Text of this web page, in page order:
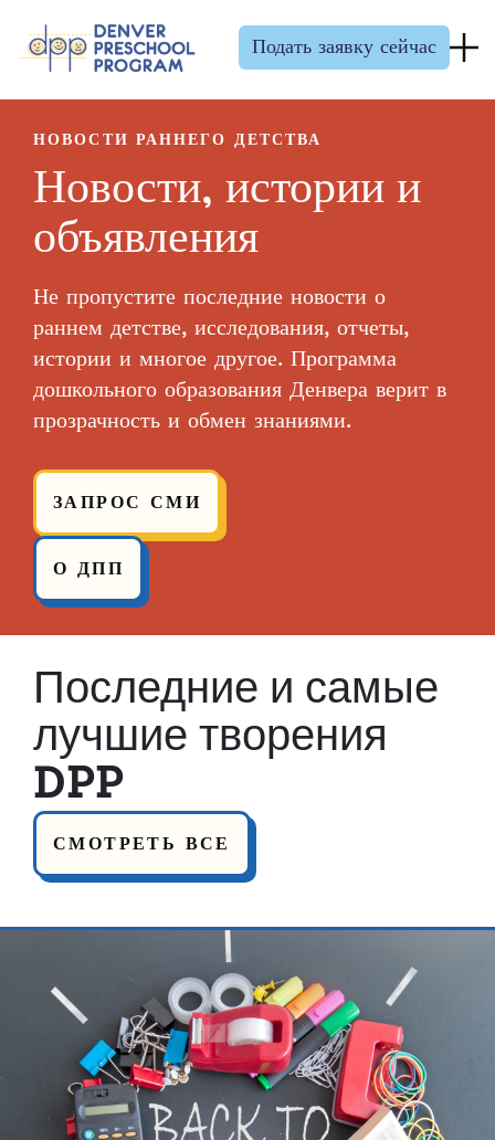
Подать заявку сейчас
НОВОСТИ РАННЕГО ДЕТСТВА
Новости, истории и
объявления
Не пропустите последние новости о
раннем детстве, исследования, отчеты,
истории и многое другое. Программа
дошкольного образования Денвера верит в
прозрачность и обмен знаниями.
ЗАПРОС СМИ
О ДПП
Последние и самые
лучшие творения
DPP
СМОТРЕТЬ ВСЕ